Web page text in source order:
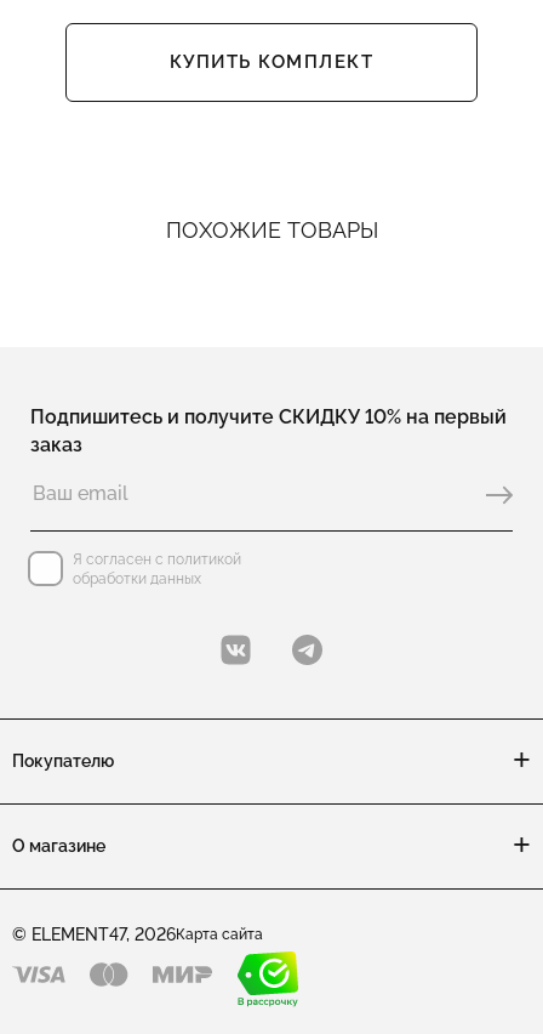
КУПИТЬ КОМПЛЕКТ
ПОХОЖИЕ ТОВАРЫ
Подпишитесь и получите СКИДКУ 10% на первый
заказ
Я согласен с политикой
обработки данных
Покупателю
О магазине
© ELEMENT47, 2026Карта сайта